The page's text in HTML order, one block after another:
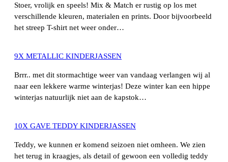
Stoer, vrolijk en speels! Mix & Match er rustig op los met
verschillende kleuren, materialen en prints. Door bijvoorbeeld
het streep T-shirt net weer onder…
9X METALLIC KINDERJASSEN
Brrr.. met dit stormachtige weer van vandaag verlangen wij al
naar een lekkere warme winterjas! Deze winter kan een hippe
winterjas natuurlijk niet aan de kapstok…
10X GAVE TEDDY KINDERJASSEN
Teddy, we kunnen er komend seizoen niet omheen. We zien
het terug in kraagjes, als detail of gewoon een volledig teddy